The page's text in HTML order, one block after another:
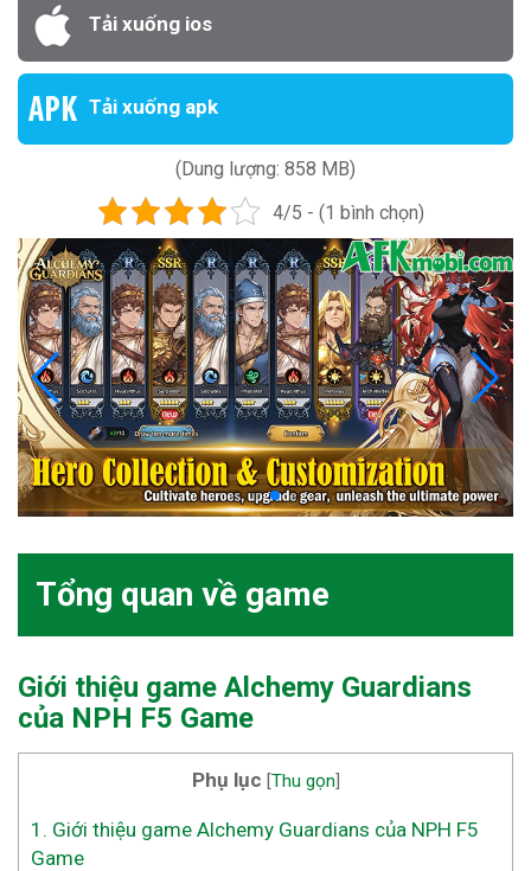
Tải xuống ios
Tải xuống apk
(Dung lượng: 858 MB)
4/5 - (1 bình chọn)
Tổng quan về game
Giới thiệu game Alchemy Guardians
của NPH F5 Game
Phụ lục Thu gọn]
1. Giới thiệu game Alchemy Guardians của NPH F5
Game